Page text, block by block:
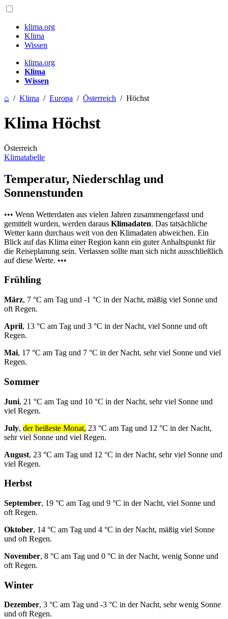
klima.org
Klima
Wissen
klima.org
Klima
Wissen
⌂ / Klima / Europa / Österreich / Höchst
Klima Höchst
Österreich
Klimatabelle
Temperatur, Niederschlag und
Sonnenstunden
••• Wenn Wetterdaten aus vielen Jahren zusammengefasst und
gemittelt wurden, werden daraus Klimadaten. Das tatsächliche
Wetter kann durchaus weit von den Klimadaten abweichen. Ein
Blick auf das Klima einer Region kann ein guter Anhaltspunkt für
die Reiseplanung sein. Verlassen sollte man sich nicht ausschließlich
auf diese Werte. •••
Frühling
März, 7 °C am Tag und -1 °C in der Nacht, mäßig viel Sonne und
oft Regen.
April, 13 °C am Tag und 3 °C in der Nacht, viel Sonne und oft
Regen.
Mai, 17 °C am Tag und 7 °C in der Nacht, sehr viel Sonne und viel
Regen.
Sommer
Juni, 21 °C am Tag und 10 °C in der Nacht, sehr viel Sonne und
viel Regen.
July, der heißeste Monat, 23 °C am Tag und 12 °C in der Nacht,
sehr viel Sonne und viel Regen.
August, 23 °C am Tag und 12 °C in der Nacht, sehr viel Sonne und
viel Regen.
Herbst
September, 19 °C am Tag und 9 °C in der Nacht, viel Sonne und
oft Regen.
Oktober, 14 °C am Tag und 4 °C in der Nacht, mäßig viel Sonne
und oft Regen.
November, 8 °C am Tag und 0 °C in der Nacht, wenig Sonne und
oft Regen.
Winter
Dezember, 3 °C am Tag und -3 °C in der Nacht, sehr wenig Sonne
und oft Regen.